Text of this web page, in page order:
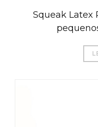
Squeak Latex